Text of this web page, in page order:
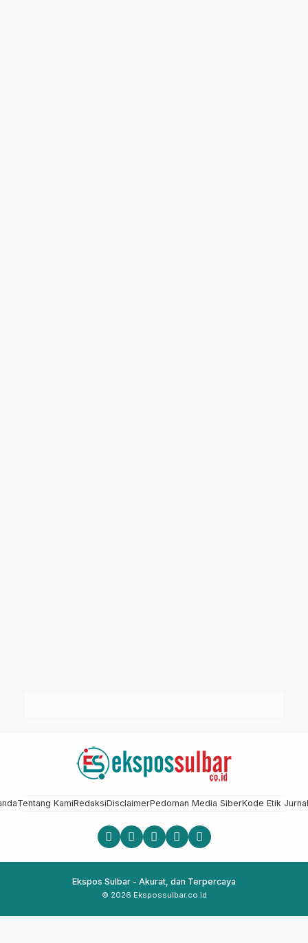
Tentang KamiRedaksiDisclaimerPedoman Media SiberKode Etik
Ekspos Sulbar - Akurat, dan Terpercaya
© 2026 Ekspossulbar.co.id